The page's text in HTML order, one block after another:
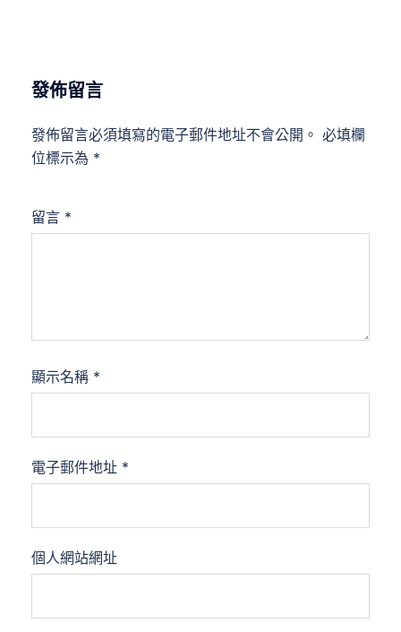
發佈留言
發佈留言必須填寫的電子郵件地址不會公開。 必填欄
位標示為 *
留言 *
顯示名稱 *
電子郵件地址 *
個人網站網址